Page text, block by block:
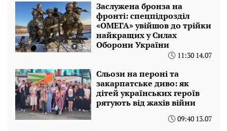
Заслужена бронза на
фронті: спецпідрозділ
«ОМЕГА» увійшов до трійки
найкращих у Силах
Оборони України
11:30 14.07
Сльози на пероні та
закарпатське диво: як
дітей українських героїв
рятують від жахів війни
09:40 13.07